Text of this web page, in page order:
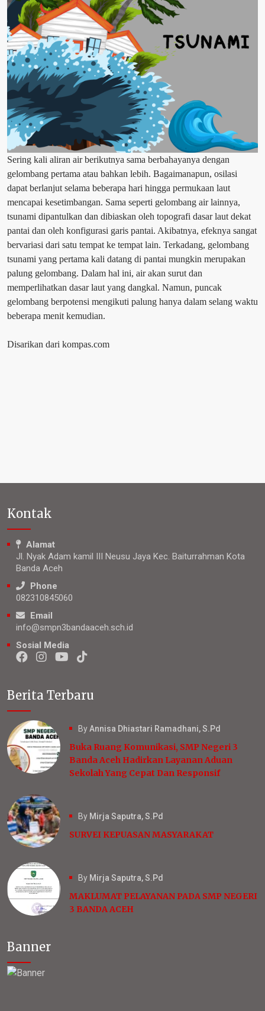
Sering kali aliran air berikutnya sama berbahayanya dengan
gelombang pertama atau bahkan lebih. Bagaimanapun, osilasi
dapat berlanjut selama beberapa hari hingga permukaan laut
mencapai kesetimbangan. Sama seperti gelombang air lainnya,
tsunami dipantulkan dan dibiaskan oleh topografi dasar laut dekat
pantai dan oleh konfigurasi garis pantai. Akibatnya, efeknya sangat
bervariasi dari satu tempat ke tempat lain. Terkadang, gelombang
tsunami yang pertama kali datang di pantai mungkin merupakan
palung gelombang. Dalam hal ini, air akan surut dan
memperlihatkan dasar laut yang dangkal. Namun, puncak
gelombang berpotensi mengikuti palung hanya dalam selang waktu
beberapa menit kemudian.
Disarikan dari kompas.com
Kontak
Alamat
Jl. Nyak Adam kamil III Neusu Jaya Kec. Baiturrahman Kota
Banda Aceh
Phone
082310845060
Email
info@smpn3bandaaceh.sch.id
Sosial Media
Berita Terbaru
ByAnnisa Dhiastari Ramadhani, S.Pd
Buka Ruang Komunikasi, SMP Negeri 3
Banda Aceh Hadirkan Layanan Aduan
Sekolah Yang Cepat Dan Responsif
By Mirja Saputra, S.Pd
SURVEI KEPUASAN MASYARAKAT
By Mirja Saputra, S.Pd
MAKLUMAT PELAYANAN PADA SMP NEGERI
3 BANDA AСЕН
Banner